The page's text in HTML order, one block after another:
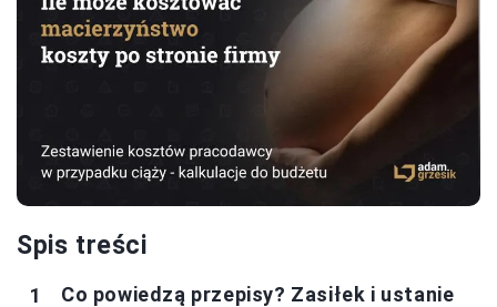
Spis treści
Co powiedzą przepisy? Zasiłek i ustanie